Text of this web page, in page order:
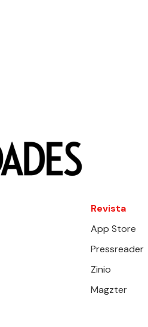
Revista
App Store
Pressreader
Zinio
Magzter